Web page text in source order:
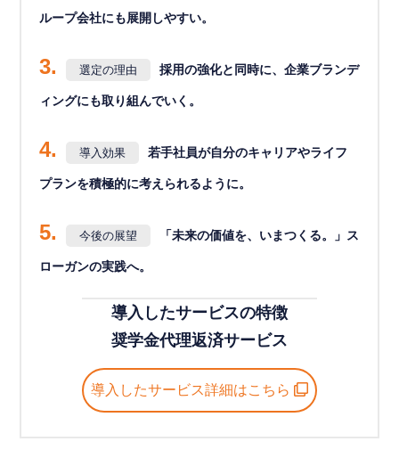
ループ会社にも展開しやすい。
3. 選定の理由 採用の強化と同時に、企業ブランデ
ィングにも取り組んでいく。
4. 導入効果 若手社員が自分のキャリアやライフ
プランを積極的に考えられるように。
5. 今後の展望 「未来の価値を、いまつくる。」ス
ローガンの実践へ。
導入したサービスの特徴
奨学金代理返済サービス
導入したサービス詳細はこちら